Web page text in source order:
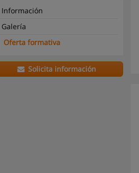
Información
Galería
Oferta formativa
Solicita información